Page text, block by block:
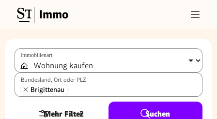
Immo
Immobilienart
Bundesland, Ort oder PLZ
Brigittenau
Mehr Filter
2 Suchen